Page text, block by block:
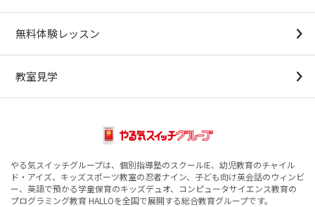
無料体験レッスン
教室見学
やる気スイッチグループは、個別指導塾のスクールIE、幼児教育のチャイル
ド・アイズ、キッズスポーツ教室の忍者ナイン、子ども向け英会話のウィンビ
ー、英語で預かる学童保育のキッズデュオ、コンピュータサイエンス教育の
プログラミング教育 HALLOを全国で展開する総合教育グループです。